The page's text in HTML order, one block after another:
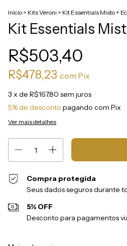
Início > Kits Veroni > Kit Essentials Misto +
Kit Essentials
R$503,40
R$478,23 com Pix
3 x de R$167,80 sem juros
5% de desconto pagando com Pix
Ver mais detalhes
Compra protegida
Seus dados seguros durante
5% OFF
Desconto para pagamentos
Entregas para o CEP: